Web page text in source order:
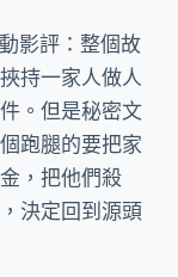
影評：整個故
持一家人做人
。但是秘密文
跑腿的要把家
，把他們殺
決定回到源頭